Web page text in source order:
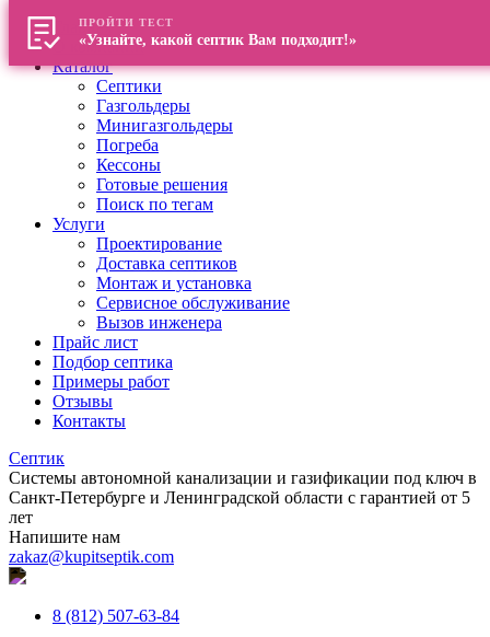
Главная
О компании
Каталог
Септики
Газгольдеры
Минигазгольдеры
Погреба
Кессоны
Готовые решения
Поиск по тегам
Услуги
Проектирование
Доставка септиков
Монтаж и установка
Сервисное обслуживание
Вызов инженера
Прайс лист
Подбор септика
Примеры работ
Отзывы
Контакты
Септик
Системы автономной канализации и газификации под ключ в
Санкт-Петербурге и Ленинградской области с гарантией от 5
лет
Напишите нам
zakaz@kupitseptik.com
8 (812) 507-63-84
ПРОЙТИ ТЕСТ
«Узнайте, какой септик Вам подходит!»